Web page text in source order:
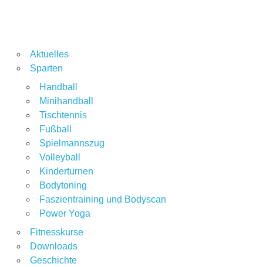
Aktuelles
Sparten
Handball
Minihandball
Tischtennis
Fußball
Spielmannszug
Volleyball
Kinderturnen
Bodytoning
Faszientraining und Bodyscan
Power Yoga
Fitnesskurse
Downloads
Geschichte